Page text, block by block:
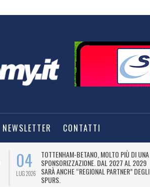
NEWSLETTER CONTATTI
04
LUG 2026
TOTTENHAM-BETANO, MOLTO PIÙ DI UNA
SPONSORIZZAZIONE. DAL 2027 AL 2029
SARÀ ANCHE “REGIONAL PARTNER” DEGLI
SPURS.